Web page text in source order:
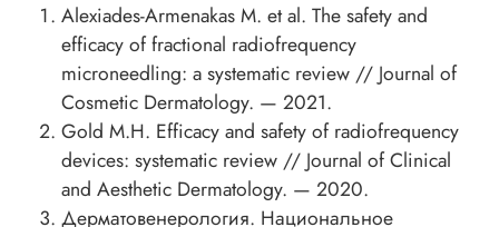
Alexiades-Armenakas M. et al. The safety and
efficacy of fractional radiofrequency
microneedling: a systematic review // Journal of
Cosmetic Dermatology. — 2021.
Gold M.H. Efficacy and safety of radiofrequency
devices: systematic review // Journal of Clinical
and Aesthetic Dermatology. — 2020.
Дерматовенерология. Национальное